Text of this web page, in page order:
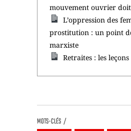
mouvement ouvrier
L’oppression des
prostitution : un point
marxiste
Retraites : les
MOTS-CLÉS